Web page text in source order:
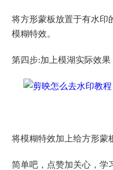
将方形蒙板放置于有水印
模糊特效。
第四步:加上模湖实际效果
将模糊特效加上给方形蒙
简单吧，点赞加关心，学